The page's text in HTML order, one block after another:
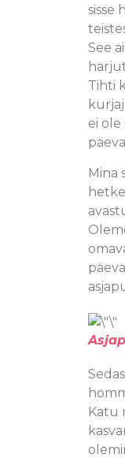
sisse
See
Tihti
ei ole
Mina
Katu